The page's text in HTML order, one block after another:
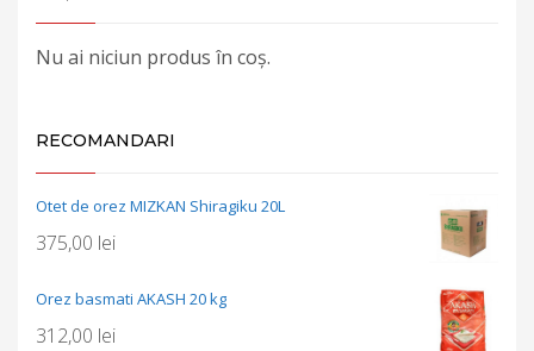
Nu ai niciun produs în coș.
RECOMANDARI
Otet de orez MIZKAN Shiragiku 20L
375,00 lei
Orez basmati AKASH 20 kg
312,00 lei